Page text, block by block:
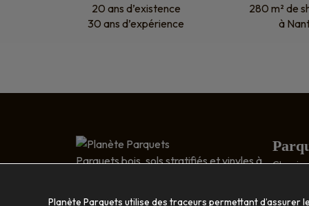
20 ans d’existence
30 ans d’expérience
280 m² de
à
Parquets bois, sols stratifiés et vinyles à
Classic
Bois
Planète Parquets utilise des traceurs permettant